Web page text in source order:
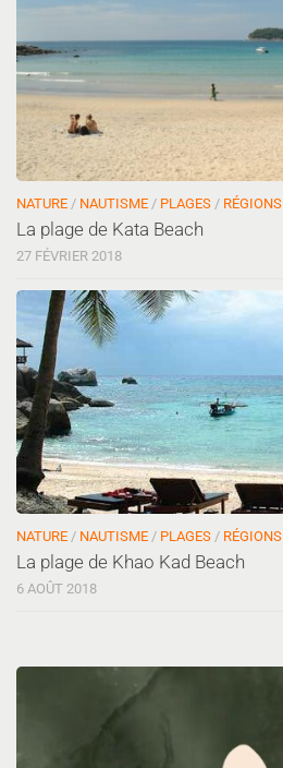
NATURE / NAUTISME / PLAGES / RÉGIONS
La plage de Kata Beach
27 FÉVRIER 2018
NATURE / NAUTISME / PLAGES / RÉGIONS
La plage de Khao Kad Beach
6 AOÛT 2018